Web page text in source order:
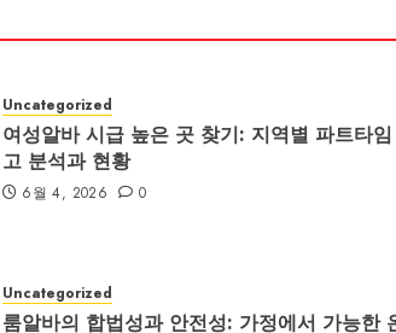
Uncategorized
여성알바 시급 높은 곳 찾기: 지역별 파트타
고 분석과 현황
6월 4, 2026 0
Uncategorized
룸알바의 합법성과 안전성: 가정에서 가능한